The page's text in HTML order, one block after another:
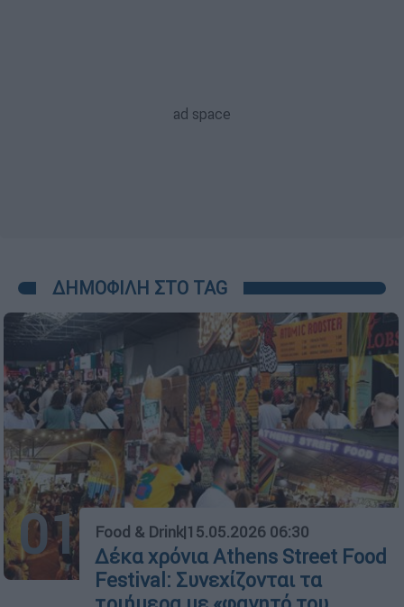
ΔΗΜΟΦΙΛΗ ΣΤΟ TAG
01 Food & Drink|15.05.2026 06:30
Δέκα χρόνια Athens Street Food
Festival: Συνεχίζονται τα